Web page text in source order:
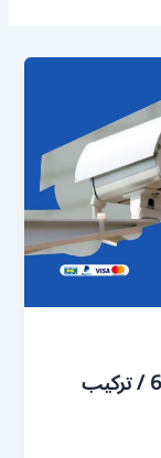
رقم فني كاميرات سلوى / 66428585 / تركيب